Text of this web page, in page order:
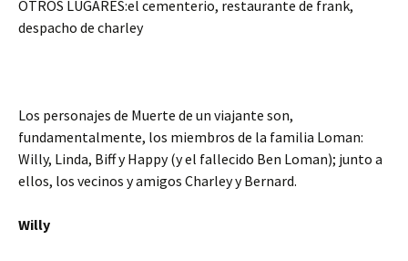
OTROS LUGARES:el cementerio, restaurante de frank,
despacho de charley
Los personajes de Muerte de un viajante son,
fundamentalmente, los miembros de la familia Loman:
Willy, Linda, Biff y Happy (y el fallecido Ben Loman); junto a
ellos, los vecinos y amigos Charley y Bernard.
Willy